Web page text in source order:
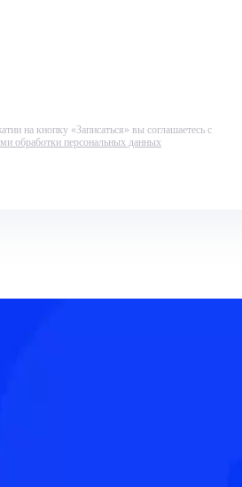
на кнопку «Записаться» вы соглашаетесь с
обработки персональных данных